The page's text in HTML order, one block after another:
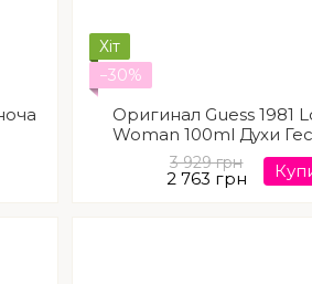
Хіт
−30%
Оригинал Guess 1981
Woman 100ml Духи
Анжелес
3 929 грн
2 763 грн